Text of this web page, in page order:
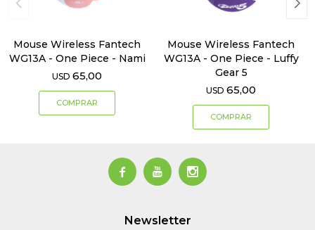
Mouse Wireless Fantech
WG13A - One Piece - Nami
USD 65,00
Mouse Wireless Fantech
WG13A - One Piece - Luffy
Gear 5
USD 65,00
  
Newsletter